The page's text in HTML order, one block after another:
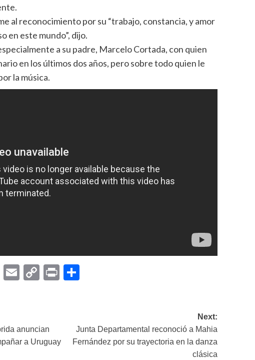
al reconocimiento por su “trabajo, constancia, y amor
en este mundo”, dijo.
a su padre, Marcelo Cortada, con quien
en los últimos dos años, pero sobre todo quien le
la música.
Telegram
EmailCopyPrint
anuncian
a Uruguay
Next:
Junta Departamental reconoció a Mahia
Fernández por su trayectoria en la danza
clásica